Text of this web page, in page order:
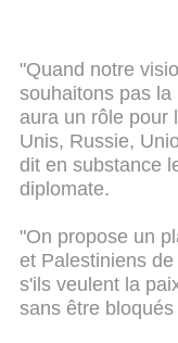
"Quand notre
souhaitons pas
aura un rôle pour
Unis, Russie,
dit en substance
diplomate.
"On propose un
et Palestiniens
s'ils veulent la
sans être